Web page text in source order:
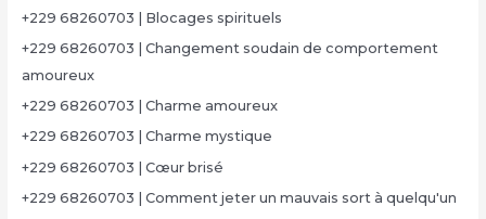
+229 68260703 | Blocages spirituels
+229 68260703 | Changement soudain de comportement
amoureux
+229 68260703 | Charme amoureux
+229 68260703 | Charme mystique
+229 68260703 | Cœur brisé
+229 68260703 | Comment jeter un mauvais sort à quelqu'un